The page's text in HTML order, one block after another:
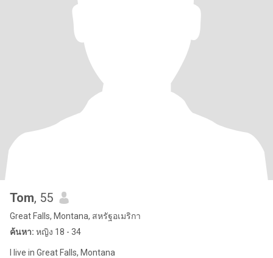
Tom, 55
Great Falls, Montana, สหรัฐอเมริกา
ค้นหา: หญิง 18 - 34
I live in Great Falls, Montana